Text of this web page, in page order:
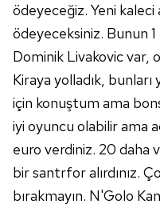
Çerezlere ilişkin
vasıtasıyla
için Ayarlar butonuna
Metnimiziziyaret
6698 sayılı Kişisel
hazırlanmış Aydınlatma
ilgili mevzuata uygun
almak için lütfen
ödeyeceğiz. Yeni kaleci
ödeyeceksiniz. Bunun
Dominik Livakovic var,
Kiraya yolladık,
için konuştum ama
iyi oyuncu olabilir ama
euro verdiniz. 20 daha
bir santrfor alırdınız.
bırakmayın. N'Golo